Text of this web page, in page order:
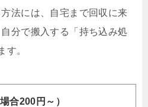
法には、自宅まで回収に来
分で搬入する「持ち込み処
す。
合200円～）